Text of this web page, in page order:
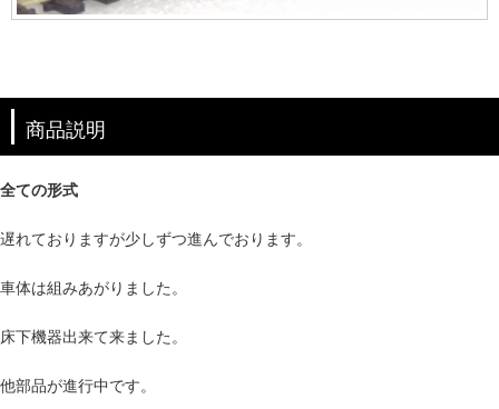
商品説明
全ての形式
遅れておりますが少しずつ進んでおります。
車体は組みあがりました。
床下機器出来て来ました。
他部品が進行中です。